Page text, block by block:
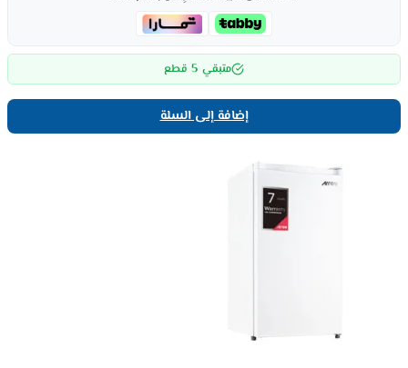
متبقي 5 قطع
إضافة إلى السلة